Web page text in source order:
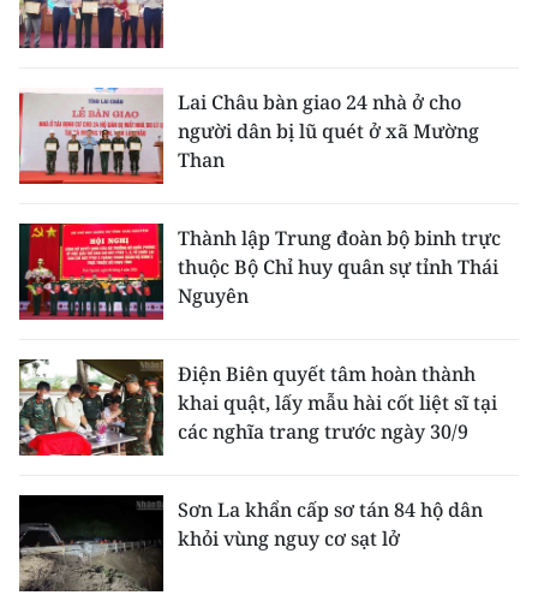
Lai Châu bàn giao 24 nhà ở cho
người dân bị lũ quét ở xã Mường
Than
Thành lập Trung đoàn bộ binh trực
thuộc Bộ Chỉ huy quân sự tỉnh Thái
Nguyên
Điện Biên quyết tâm hoàn thành
khai quật, lấy mẫu hài cốt liệt sĩ tại
các nghĩa trang trước ngày 30/9
Sơn La khẩn cấp sơ tán 84 hộ dân
khỏi vùng nguy cơ sạt lở